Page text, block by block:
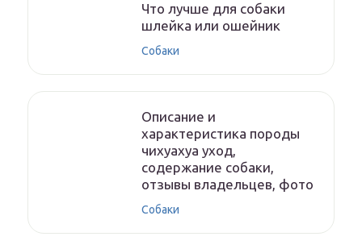
Что лучше для собаки
шлейка или ошейник
Собаки
Описание и
характеристика породы
чихуахуа уход,
содержание собаки,
отзывы владельцев, фото
Собаки